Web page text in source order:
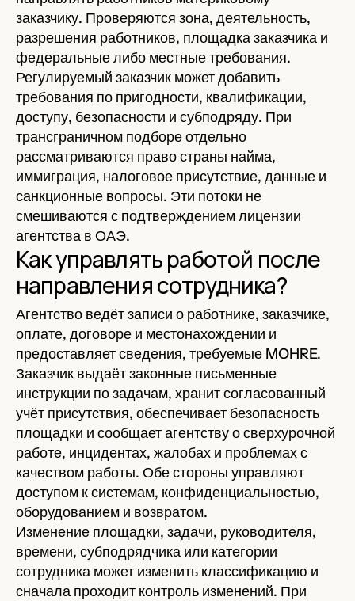
заказчику. Проверяются зона, деятельность,
разрешения работников, площадка заказчика и
федеральные либо местные требования.
Регулируемый заказчик может добавить
требования по пригодности, квалификации,
доступу, безопасности и субподряду. При
трансграничном подборе отдельно
рассматриваются право страны найма,
иммиграция, налоговое присутствие, данные и
санкционные вопросы. Эти потоки не
смешиваются с подтверждением лицензии
агентства в ОАЭ.
Как управлять работой после
направления сотрудника?
Агентство ведёт записи о работнике, заказчике,
оплате, договоре и местонахождении и
предоставляет сведения, требуемые MOHRE.
Заказчик выдаёт законные письменные
инструкции по задачам, хранит согласованный
учёт присутствия, обеспечивает безопасность
площадки и сообщает агентству о сверхурочной
работе, инцидентах, жалобах и проблемах с
качеством работы. Обе стороны управляют
доступом к системам, конфиденциальностью,
оборудованием и возвратом.
Изменение площадки, задачи, руководителя,
времени, субподрядчика или категории
сотрудника может изменить классификацию и
сначала проходит контроль изменений. При